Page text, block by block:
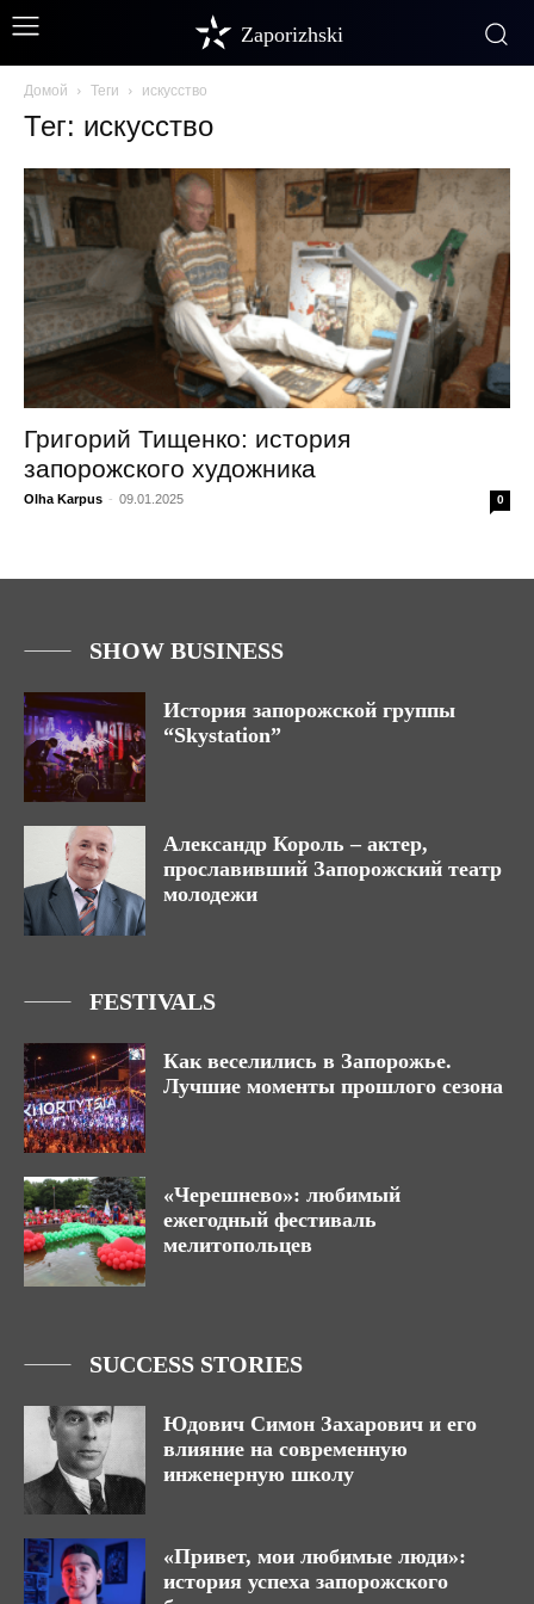
Zaporizhski
Домой Теги искусство
Тег: искусство
Григорий Тищенко: история
запорожского художника
Olha Karpus - 09.01.2025 0
SHOW BUSINESS
История запорожской группы
“Skystation”
Александр Король – актер,
прославивший Запорожский театр
молодежи
FESTIVALS
Как веселились в Запорожье.
Лучшие моменты прошлого сезона
«Черешнево»: любимый
ежегодный фестиваль
мелитопольцев
SUCCESS STORIES
Юдович Симон Захарович и его
влияние на современную
инженерную школу
«Привет, мои любимые люди»:
история успеха запорожского